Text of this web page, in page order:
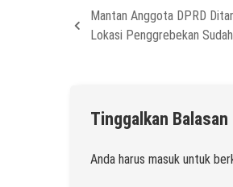
Mantan Anggota DPRD
Lokasi Penggrebekan
Tinggalkan Balasan
Anda harus masuk untuk